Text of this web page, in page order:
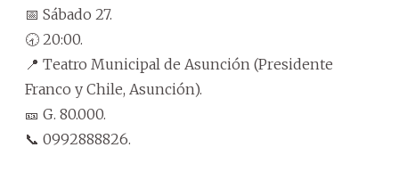
📅 Sábado 27.
🕣 20:00.
📍 Teatro Municipal de Asunción (Presidente
Franco y Chile, Asunción).
🎫 G. 80.000.
📞 0992888826.